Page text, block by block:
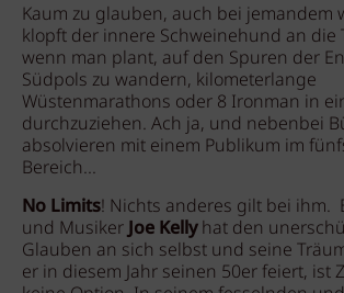
Kaum zu glauben, auch bei jemandem
klopft der innere Schweinehund an die
wenn man plant, auf den Spuren der
Südpols zu wandern, kilometerlange
Wüstenmarathons oder 8 Ironman in
durchzuziehen. Ach ja, und nebenbei
absolvieren mit einem Publikum im
Bereich...
No Limits! Nichts anderes gilt bei ihm.
und MusikerJoe Kellyhat den
Glauben an sich selbst und seine
er in diesem Jahr seinen 50er feiert, ist